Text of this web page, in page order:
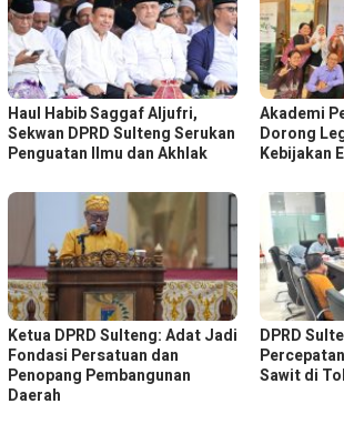
Haul Habib Saggaf Aljufri,
Sekwan DPRD Sulteng Serukan
Penguatan Ilmu dan Akhlak
Akademi
Dorong
Kebijakan
Ketua DPRD Sulteng: Adat Jadi
Fondasi Persatuan dan
Penopang Pembangunan
Daerah
DPRD
Sawit di